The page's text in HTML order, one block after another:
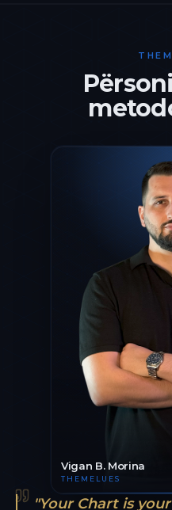
Vigan B. Morina
THEMELUES
"Your Chart is